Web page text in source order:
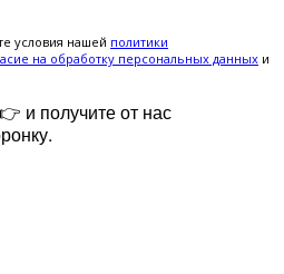
условия нашей политики
на обработку персональных данных и
и получите от нас